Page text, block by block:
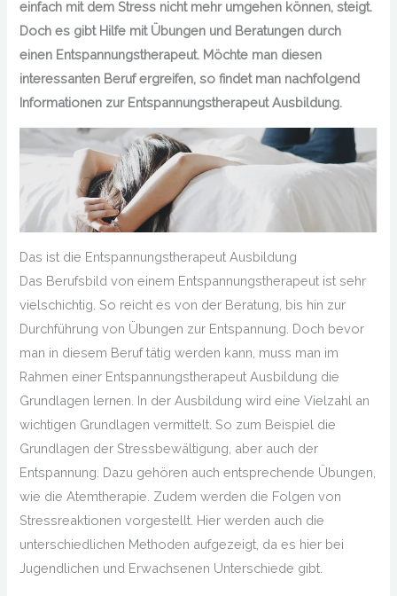
einfach mit dem Stress nicht mehr umgehen können, steigt.
Doch es gibt Hilfe mit Übungen und Beratungen durch
einen Entspannungstherapeut. Möchte man diesen
interessanten Beruf ergreifen, so findet man nachfolgend
Informationen zur Entspannungstherapeut Ausbildung.
Das ist die Entspannungstherapeut Ausbildung
Das Berufsbild von einem Entspannungstherapeut ist sehr
vielschichtig. So reicht es von der Beratung, bis hin zur
Durchführung von Übungen zur Entspannung. Doch bevor
man in diesem Beruf tätig werden kann, muss man im
Rahmen einer Entspannungstherapeut Ausbildung die
Grundlagen lernen. In der Ausbildung wird eine Vielzahl an
wichtigen Grundlagen vermittelt. So zum Beispiel die
Grundlagen der Stressbewältigung, aber auch der
Entspannung. Dazu gehören auch entsprechende Übungen,
wie die Atemtherapie. Zudem werden die Folgen von
Stressreaktionen vorgestellt. Hier werden auch die
unterschiedlichen Methoden aufgezeigt, da es hier bei
Jugendlichen und Erwachsenen Unterschiede gibt.